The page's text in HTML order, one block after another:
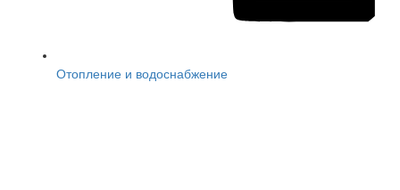
Отопление и водоснабжение